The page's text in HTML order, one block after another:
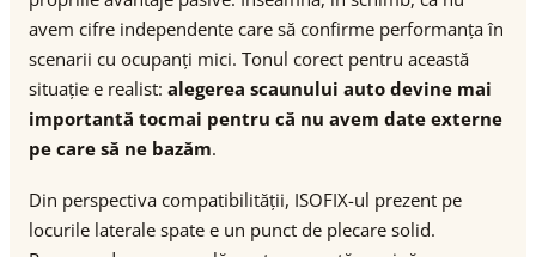
avem cifre independente care să confirme performanța în
scenarii cu ocupanți mici. Tonul corect pentru această
situație e realist: alegerea scaunului auto devine mai
importantă tocmai pentru că nu avem date externe
pe care să ne bazăm.
Din perspectiva compatibilității, ISOFIX-ul prezent pe
locurile laterale spate e un punct de plecare solid.